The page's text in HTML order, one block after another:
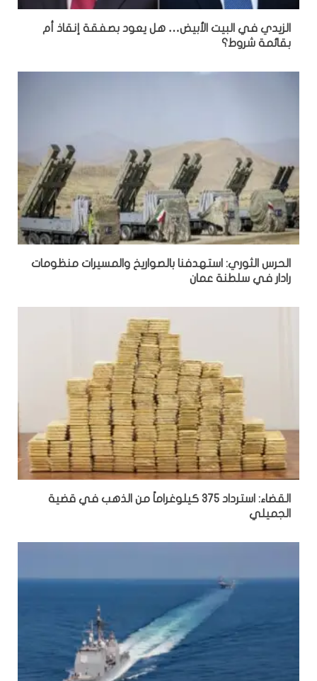
الزيدي في البيت الأبيض… هل يعود بصفقة إنقاذ أم
بقائمة شروط؟
الحرس الثوري: استهدفنا بالصواريخ والمسيرات منظومات
رادار في سلطنة عمان
القضاء: استرداد 375 كيلوغراماً من الذهب في قضية
الجميلي